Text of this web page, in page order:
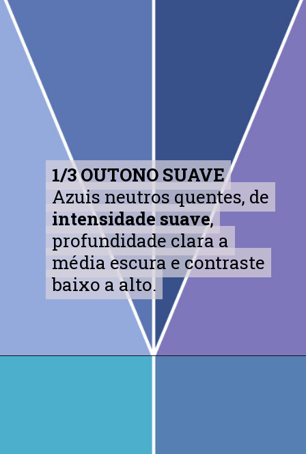
1/3 OUTONO SUAVE
Azuis neutros quentes, de
intensidade suave,
profundidade clara a
média escura e contraste
baixo a alto.
1/3 OUTONO SUAVE
Azuis neutros quentes, de
intensidade suave,
profundidade clara a
média escura e contraste
baixo a alto.